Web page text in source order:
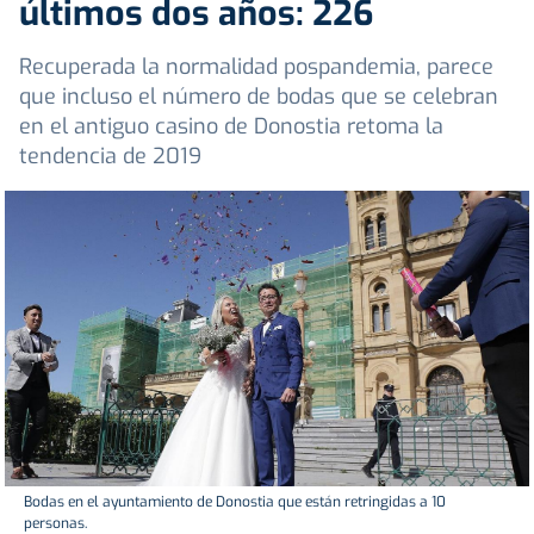
últimos dos años: 226
Recuperada la normalidad pospandemia, parece
que incluso el número de bodas que se celebran
en el antiguo casino de Donostia retoma la
tendencia de 2019
Bodas en el ayuntamiento de Donostia que están retringidas a 10
personas.